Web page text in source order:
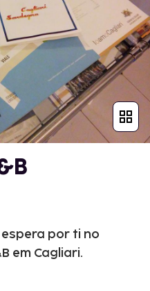
por ti no
em Cagliari.